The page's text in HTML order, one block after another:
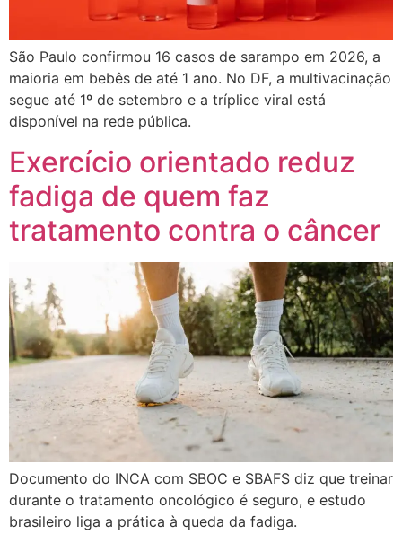
São Paulo confirmou 16 casos de sarampo em 2026, a
maioria em bebês de até 1 ano. No DF, a multivacinação
segue até 1º de setembro e a tríplice viral está
disponível na rede pública.
Exercício orientado reduz
fadiga de quem faz
tratamento contra o câncer
Documento do INCA com SBOC e SBAFS diz que treinar
durante o tratamento oncológico é seguro, e estudo
brasileiro liga a prática à queda da fadiga.